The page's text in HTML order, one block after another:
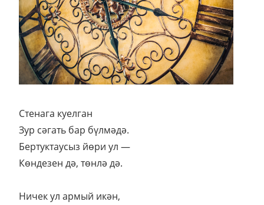
Стенага куелган
Зур сәгать бар бүлмәдә.
Бертуктаусыз йөри ул —
Көндезен дә, төнлә дә.
Ничек ул армый икән,